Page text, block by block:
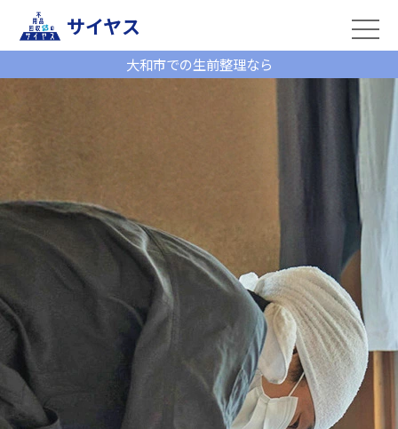
大和市での生前整理なら
サイヤス